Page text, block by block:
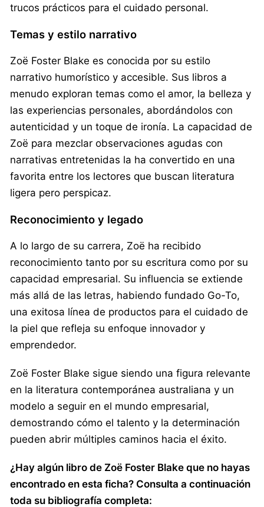
trucos prácticos para el cuidado personal.
Temas y estilo narrativo
Zoë Foster Blake es conocida por su estilo
narrativo humorístico y accesible. Sus libros a
menudo exploran temas como el amor, la belleza y
las experiencias personales, abordándolos con
autenticidad y un toque de ironía. La capacidad de
Zoë para mezclar observaciones agudas con
narrativas entretenidas la ha convertido en una
favorita entre los lectores que buscan literatura
ligera pero perspicaz.
Reconocimiento y legado
A lo largo de su carrera, Zoë ha recibido
reconocimiento tanto por su escritura como por su
capacidad empresarial. Su influencia se extiende
más allá de las letras, habiendo fundado Go-To,
una exitosa línea de productos para el cuidado de
la piel que refleja su enfoque innovador y
emprendedor.
Zoë Foster Blake sigue siendo una figura relevante
en la literatura contemporánea australiana y un
modelo a seguir en el mundo empresarial,
demostrando cómo el talento y la determinación
pueden abrir múltiples caminos hacia el éxito.
¿Hay algún libro de Zoë Foster Blake que no hayas
encontrado en esta ficha? Consulta a continuación
toda su bibliografía completa: